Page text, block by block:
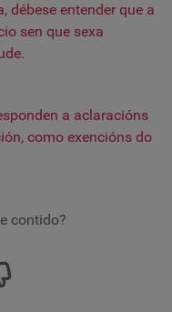
débese entender que a
sen que sexa
a aclaracións
como exencións do
contido?